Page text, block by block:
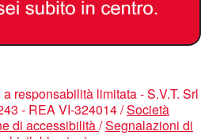
responsabilità limitata - S.V.T. Srl
- REA VI-324014 /Società
di accessibilità/Segnalazioni di